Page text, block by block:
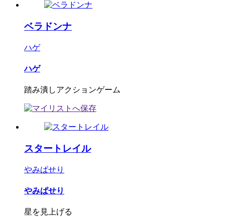
ベラドンナ
ハゲ
ハゲ
踏み潰しアクションゲーム
スタートレイル
やみぱせり
やみぱせり
星を見上げる